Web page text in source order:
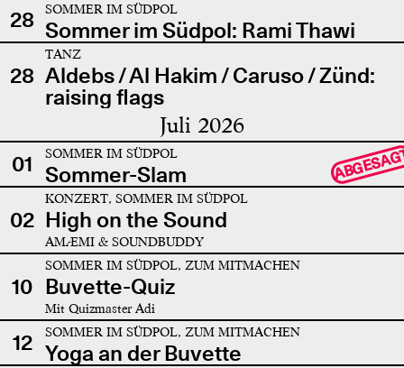
28
SOMMER IM SÜDPOL
Sommer im Südpol: Rami Thawi
28
TANZ
Aldebs / Al Hakim / Caruso / Zünd:
raising flags
Juli 2026
01 SOMMER IM SÜDPOL
Sommer-Slam
02
KONZERT, SOMMER IM SÜDPOL
High on the Sound
AMÆMI & SOUNDBUDDY
10
SOMMER IM SÜDPOL, ZUM MITMACHEN
Buvette-Quiz
Mit Quizmaster Adi
12 SOMMER IM SÜDPOL, ZUM MITMACHEN
Yoga an der Buvette